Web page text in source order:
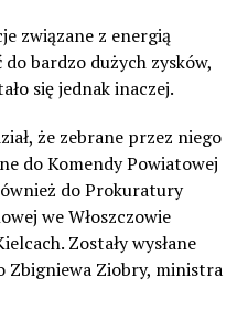
związane z energią
bardzo dużych zysków,
się jednak inaczej.
że zebrane przez niego
do Komendy Powiatowej
do Prokuratury
we Włoszczowie
Zostały wysłane
Zbigniewa Ziobry, ministra